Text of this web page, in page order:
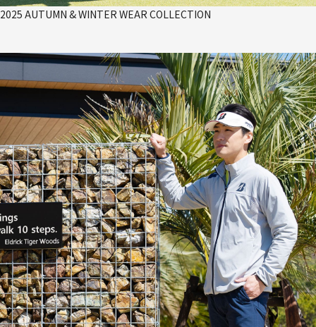
2025 AUTUMN & WINTER WEAR COLLECTION